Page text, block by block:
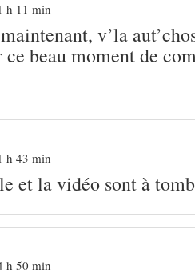
h 11 min
v’la
beau moment de
h 43 min
et la vidéo sont à
h 50 min